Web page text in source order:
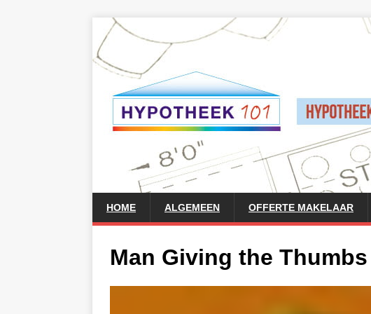
HOME ALGEMEEN OFFERTE MAKELAAR
Man Giving the